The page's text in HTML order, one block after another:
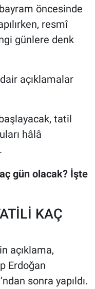
öncesinde
resmî
günlere denk
açıklamalar
tatil
hâlâ
gün olacak? İşte
KAÇ
açıklama,
Erdoğan
sonra yapıldı.